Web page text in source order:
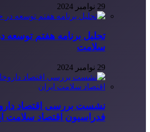
29 نوامبر 2024
تحلیل برنامه هفتم توسعه
سلامت
29 نوامبر 2024
نشست بررسی اقتصاد
فدراسیون اقتصاد سلامت